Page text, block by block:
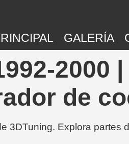
GALERÍA
2000
de
3DTuning. Explora